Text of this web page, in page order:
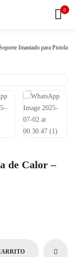
0
Imantado para Pistola
de Calor –